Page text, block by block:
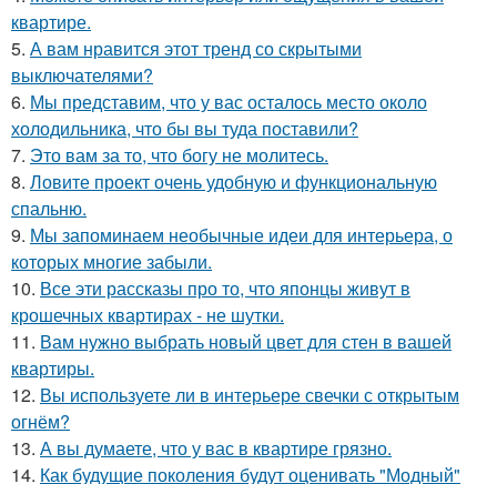
квартире.
5. А вам нравится этот тренд со скрытыми
выключателями?
6. Мы представим, что у вас осталось место около
холодильника, что бы вы туда поставили?
7. Это вам за то, что богу не молитесь.
8. Ловите проект очень удобную и функциональную
спальню.
9. Мы запоминаем необычные идеи для интерьера, о
которых многие забыли.
10. Все эти рассказы про то, что японцы живут в
крошечных квартирах - не шутки.
11. Вам нужно выбрать новый цвет для стен в вашей
квартиры.
12. Вы используете ли в интерьере свечки с открытым
огнём?
13. А вы думаете, что у вас в квартире грязно.
14. Как будущие поколения будут оценивать "Модный"